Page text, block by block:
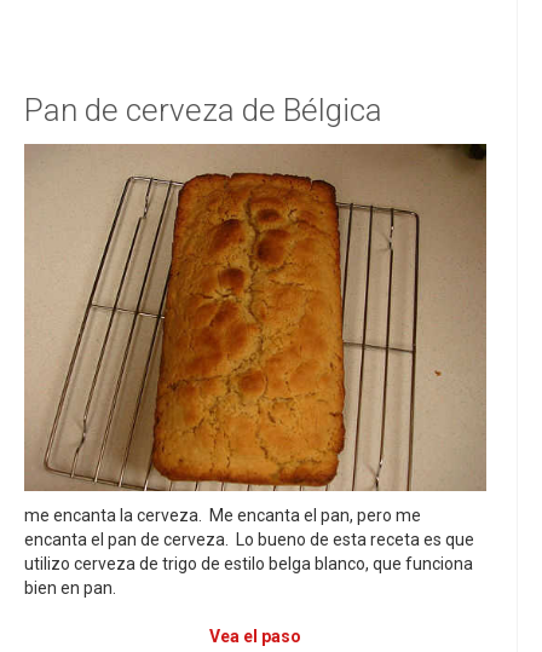
Pan de cerveza de Bélgica
me encanta la cerveza. Me encanta el pan, pero me
encanta el pan de cerveza. Lo bueno de esta receta es que
utilizo cerveza de trigo de estilo belga blanco, que funciona
bien en pan.
Vea el paso